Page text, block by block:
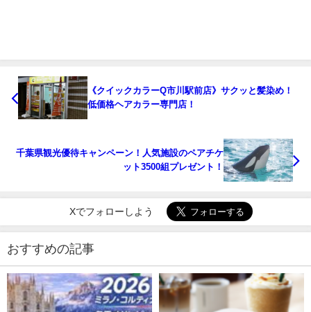
《クイックカラーQ市川駅前店》サクッと髪染め！
低価格ヘアカラー専門店！
千葉県観光優待キャンペーン！人気施設のペアチケ
ット3500組プレゼント！
Xでフォローしよう
おすすめの記事